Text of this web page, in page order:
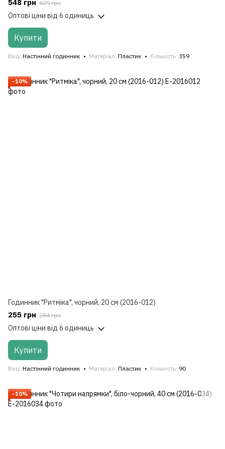
548 грн 609 грн
Оптові ціни від 6 одиниць
Купити
Вид Настінний годинник Матеріал Пластик Кількість 359
−10%
Годинник "Ритміка", чорний, 20 см (2016-012)
255 грн 284 грн
Оптові ціни від 6 одиниць
Купити
Вид Настінний годинник Матеріал Пластик Кількість 90
−10%